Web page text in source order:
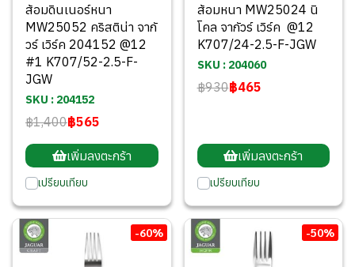
ส้อมดินเนอร์หนา
MW25052 คริสติน่า จากั
วร์ เวิร์ค 204152 @12
#1 K707/52-2.5-F-
JGW
SKU : 204152
฿1,400฿565
เพิ่มลงตะกร้า
เปรียบเทียบ
ส้อมหนา MW25024 นิ
โคล จากัวร์ เวิร์ค @12
K707/24-2.5-F-JGW
SKU : 204060
฿930฿465
เพิ่มลงตะกร้า
เปรียบเทียบ
-60% -50%